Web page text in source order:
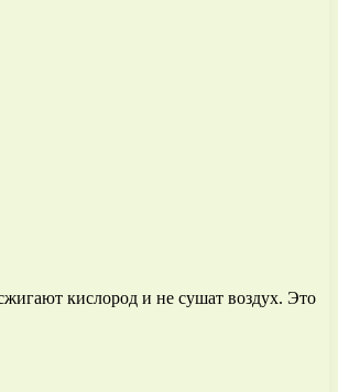
кислород и не сушат воздух. Это